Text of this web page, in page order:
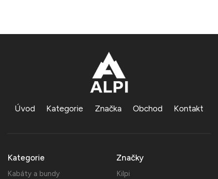
Úvod Kategorie Značka Obchod Kontakt
Kategorie
Kabáty a bundy
Značky
Kilpi